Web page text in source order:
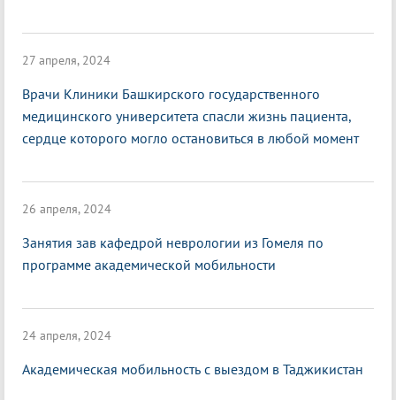
27 апреля, 2024
Врачи Клиники Башкирского государственного
медицинского университета спасли жизнь пациента,
сердце которого могло остановиться в любой момент
26 апреля, 2024
Занятия зав кафедрой неврологии из Гомеля по
программе академической мобильности
24 апреля, 2024
Академическая мобильность с выездом в Таджикистан